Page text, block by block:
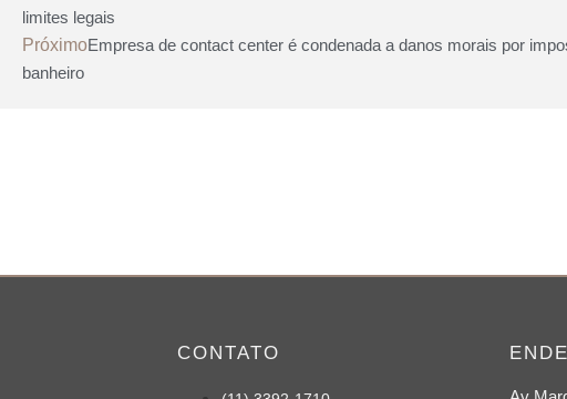
limites legais
PróximoEmpresa de contact center é condenada a danos morais por
banheiro
CONTATO